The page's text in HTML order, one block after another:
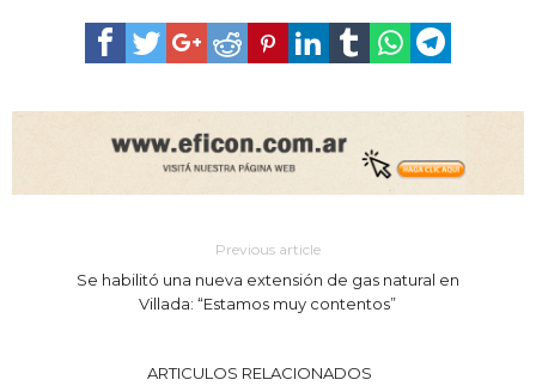
Previous article
Se habilitó una nueva extensión de gas natural en
Villada: “Estamos muy contentos”
ARTICULOS RELACIONADOS